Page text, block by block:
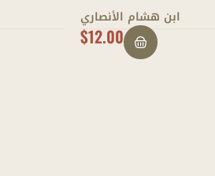
ابن هشام الأنصاري
$12.00